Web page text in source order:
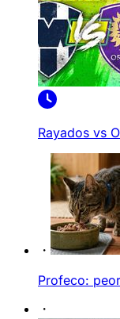
Rayados vs
Profeco: